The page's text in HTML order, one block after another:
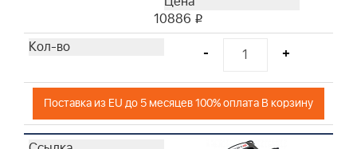
10886 i
- +
Поставка из EU до 5 месяцев 100% оплата В корзину